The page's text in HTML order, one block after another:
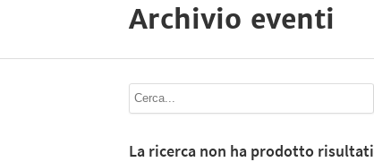
Archivio eventi
La ricerca non ha prodotto risultati